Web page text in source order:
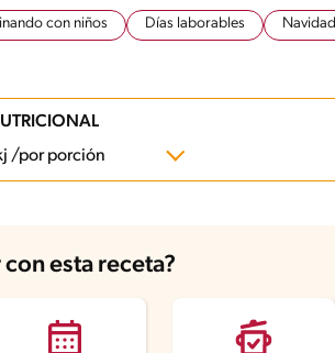
con niños Días laborables Navidad
/por porción
esta receta?